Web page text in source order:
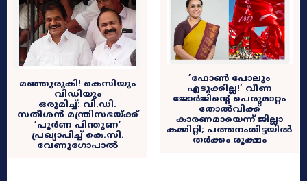
മഞ്ഞുരുകി! കെസിയും
വിഡിയും
ഒരുമിച്ച്: വി.ഡി.
സതീശൻ മന്ത്രിസഭയ്ക്ക്
‘പൂർണ പിന്തുണ’
പ്രഖ്യാപിച്ച് കെ.സി.
വേണുഗോപാൽ
​’ഫോൺ പോലും
എടുക്കില്ല!’ വീണ
ജോർജിന്റെ പെരുമാറ്റം
തോൽവിക്ക്
കാരണമായെന്ന് ജില്ലാ
കമ്മിറ്റി; പത്തനംതിട്ടയിൽ
തർക്കം രൂക്ഷം